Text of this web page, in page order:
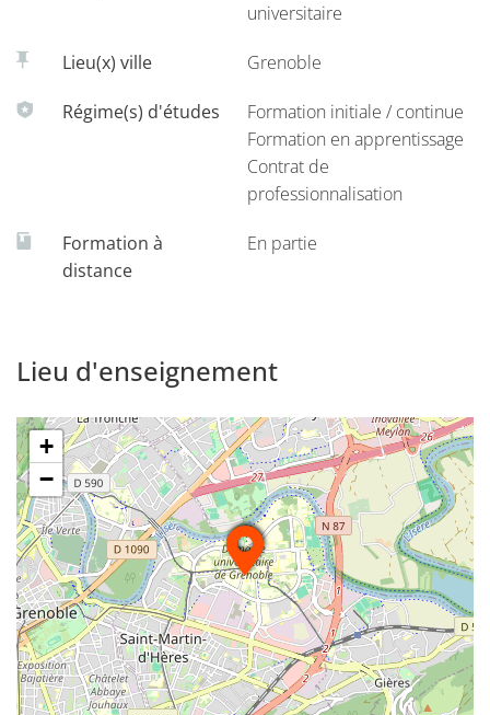
universitaire
Lieu(x) ville Grenoble
Régime(s) d'études
Formation initiale / continue
Formation en apprentissage
Contrat de
professionnalisation
Formation à
distance
En partie
Lieu d'enseignement
+
−